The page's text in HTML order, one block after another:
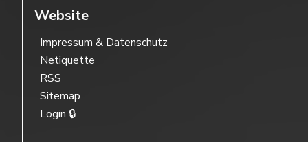
Website
Impressum & Datenschutz
Netiquette
RSS
Sitemap
Login 🔒